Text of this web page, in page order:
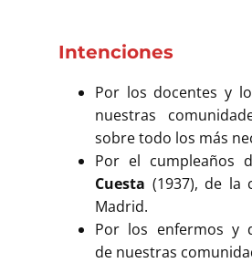
Intenciones
Por los docentes y
nuestras
sobre todo los más
Por el cumpleaños
Cuesta (1937), de la
Madrid.
Por los enfermos y
de nuestras